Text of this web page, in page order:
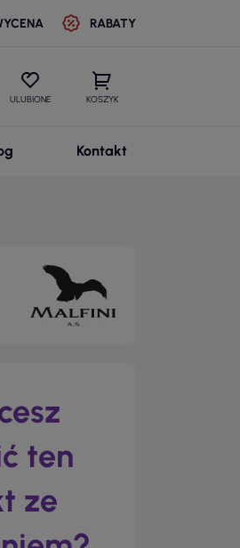
RABATY
ULUBIONE KOSZYK
Kontakt
ten
ze